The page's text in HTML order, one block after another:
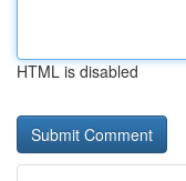
HTML is disabled